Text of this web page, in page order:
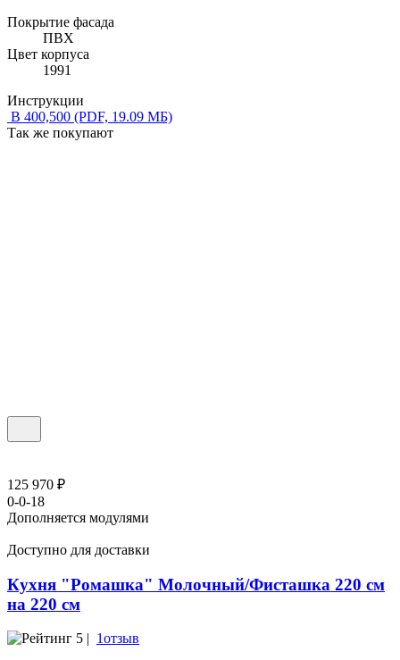
Покрытие фасада
ПВХ
Цвет корпуса
1991
Инструкции
В 400,500 (PDF, 19.09 МБ)
Так же покупают
125 970 ₽
0-0-18
Дополняется модулями
Доступно для доставки
Кухня "Ромашка" Молочный/Фисташка 220 см
на 220 см
5 | 1отзыв